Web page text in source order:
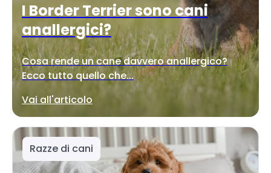
I Border Terrier sono cani
anallergici?
Cosa rende un cane davvero anallergico?
Ecco tutto quello che...
Vai all'articolo
Razze di cani